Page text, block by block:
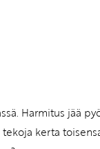
Harmitus jää
kerta